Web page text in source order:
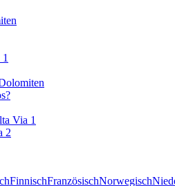
Via 1
2
FinnischFranzösischNorwegisch